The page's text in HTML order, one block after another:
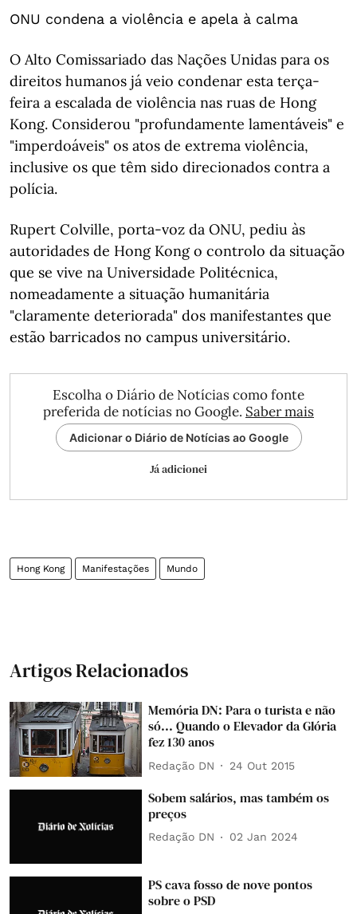
ONU condena a violência e apela à calma
O Alto Comissariado das Nações Unidas para os
direitos humanos já veio condenar esta terça-
feira a escalada de violência nas ruas de Hong
Kong. Considerou "profundamente lamentáveis" e
"imperdoáveis" os atos de extrema violência,
inclusive os que têm sido direcionados contra a
polícia.
Rupert Colville, porta-voz da ONU, pediu às
autoridades de Hong Kong o controlo da situação
que se vive na Universidade Politécnica,
nomeadamente a situação humanitária
"claramente deteriorada" dos manifestantes que
estão barricados no campus universitário.
Escolha o Diário de Notícias como fonte
preferida de notícias no Google. Saber mais
Adicionar o Diário de Notícias ao Google
Já adicionei
Hong Kong Manifestações Mundo
Artigos Relacionados
Memória DN: Para o turista e não
só... Quando o Elevador da Glória
fez 130 anos
Redação DN 24 Out 2015
Sobem salários, mas também os
preços
Redação DN 02 Jan 2024
PS cava fosso de nove pontos
sobre o PSD